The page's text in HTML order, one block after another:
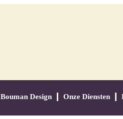
Bouman Design Onze Diensten